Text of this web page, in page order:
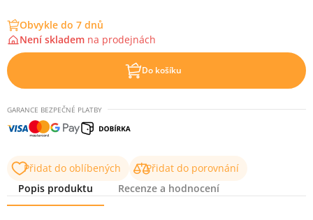
Obvykle do 7 dnů
Není skladem na prodejnách
Do košíku
GARANCE BEZPEČNÉ PLATBY
Přidat do oblíbených
Přidat do porovnání
Popis produktu
Recenze a hodnocení